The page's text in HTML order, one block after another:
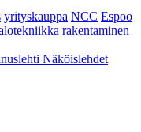
yrityskauppa NCC Espoo
rakentaminen
Näköislehdet